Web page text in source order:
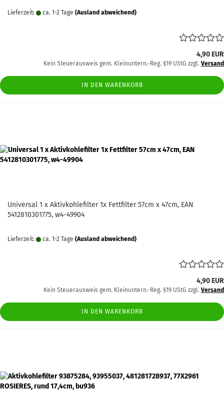
Lieferzeit: ca. 1-2 Tage (Ausland abweichend)
4,90 EUR
Kein Steuerausweis gem. Kleinuntern.-Reg. §19 UStG zzgl. Versand
IN DEN WARENKORB
Universal 1 x Aktivkohlefilter 1x Fettfilter 57cm x 47cm, EAN
5412810301775, w4-49904
Lieferzeit: ca. 1-2 Tage (Ausland abweichend)
4,90 EUR
Kein Steuerausweis gem. Kleinuntern.-Reg. §19 UStG zzgl. Versand
IN DEN WARENKORB